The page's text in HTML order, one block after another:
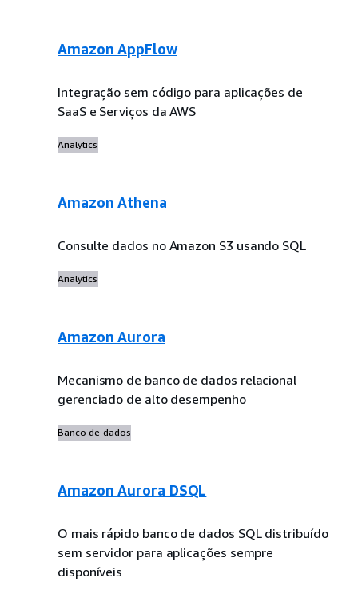
Amazon AppFlow
Integração sem código para aplicações de
SaaS e Serviços da AWS
Analytics
Amazon Athena
Consulte dados no Amazon S3 usando SQL
Analytics
Amazon Aurora
Mecanismo de banco de dados relacional
gerenciado de alto desempenho
Banco de dados
Amazon Aurora DSQL
O mais rápido banco de dados SQL distribuído
sem servidor para aplicações sempre
disponíveis